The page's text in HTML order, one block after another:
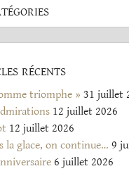
récents
triomphe » 31 juillet
12 juillet 2026
12 juillet 2026
la glace, on continue… 9
6 juillet 2026